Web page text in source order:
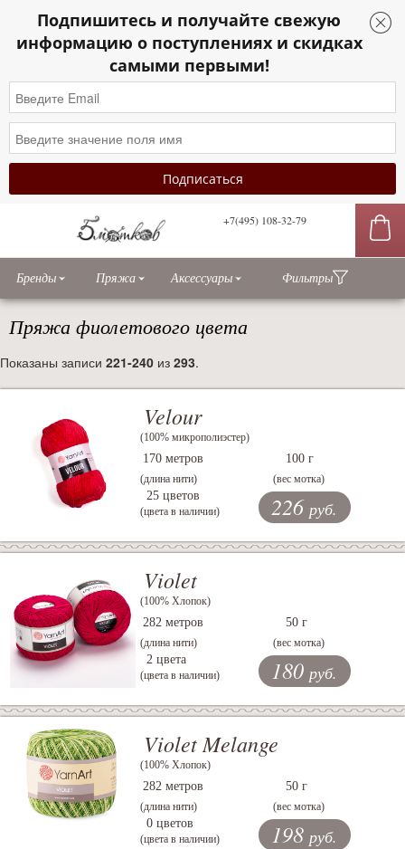
Подпишитесь и получайте свежую
информацию о поступлениях и скидках
самыми первыми!
+7(495) 108-32-79
Бренды Пряжа Аксессуары Фильтры
Пряжа фиолетового цвета
Показаны записи 221-240 из 293.
Velour
(100% микрополиэстер)
170 метров
(длина нити)
100 г
(вес мотка)
25 цветов
(цвета в наличии) 226 руб.
Violet
(100% Хлопок)
282 метров
(длина нити)
50 г
(вес мотка)
2 цвета
(цвета в наличии) 180 руб.
Violet Melange
(100% Хлопок)
282 метров
(длина нити)
50 г
(вес мотка)
0 цветов
(цвета в наличии) 198 руб.